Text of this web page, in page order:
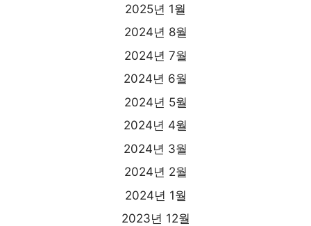
2025년 1월
2024년 8월
2024년 7월
2024년 6월
2024년 5월
2024년 4월
2024년 3월
2024년 2월
2024년 1월
2023년 12월